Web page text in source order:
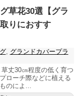
草花30選【グラ
りにおすす
, グランドカバープラ
丈30㎝程度の低く育つ
ローチ際などに植える
のによ...